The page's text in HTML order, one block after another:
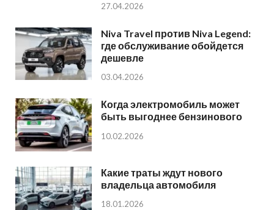
27.04.2026
Niva Travel против Niva Legend:
где обслуживание обойдется
дешевле
03.04.2026
Когда электромобиль может
быть выгоднее бензинового
10.02.2026
Какие траты ждут нового
владельца автомобиля
18.01.2026